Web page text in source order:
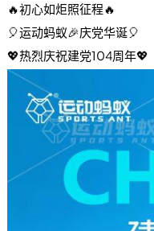
🔥初心如炬照征程🔥
🎈运动蚂蚁🎉庆党华诞🎈
💖热烈庆祝建党104周年💖